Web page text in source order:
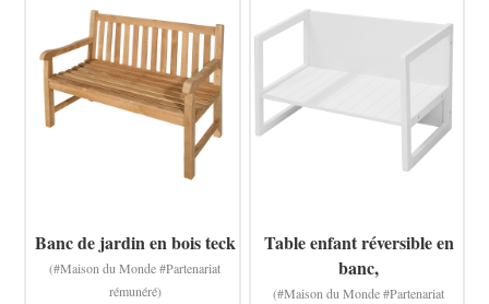
Banc de jardin en bois teck
(#Maison du Monde #Partenariat
rémunéré)
Table enfant réversible en
banc,
(#Maison du Monde #Partenariat